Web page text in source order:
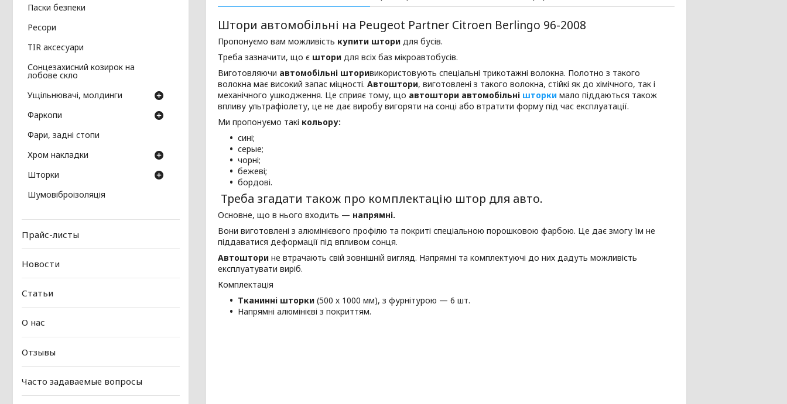
Штори автомобільні на Peugeot Partner Citroen Berlingo 96-2008
Пропонуємо вам можливість купити штори для бусів.
Треба зазначити, що є штори для всіх баз мікроавтобусів.
Виготовляючи автомобільні шторивикористовують спеціальні трикотажні волокна. Полотно з такого
волокна має високий запас міцності. Автоштори, виготовлені з такого волокна, стійкі як до хімічного, так і
механічного ушкодження. Це сприяє тому, що автоштори автомобільні шторки мало піддаються також
впливу ультрафіолету, це не дає виробу вигоряти на сонці або втратити форму під час експлуатації.
Ми пропонуємо такі кольору:
сині;
серые;
чорні;
бежеві;
бордові.
Треба згадати також про комплектацію штор для авто.
Основне, що в нього входить — напрямні.
Вони виготовлені з алюмінієвого профілю та покриті спеціальною порошковою фарбою. Це дає змогу їм не
піддаватися деформації під впливом сонця.
Автоштори не втрачають свій зовнішній вигляд. Напрямні та комплектуючі до них дадуть можливість
експлуатувати виріб.
Комплектація
Тканинні шторки (500 х 1000 мм), з фурнітурою — 6 шт.
Напрямні алюмінієві з покриттям.
Паски безпеки
Ресори
TIR аксесуари
Сонцезахисний козирок на
лобове скло
Ущільнювачі, молдинги
Фаркопи
Фари, задні стопи
Хром накладки
Шторки
Шумовіброізоляція
Прайс-листы
Новости
Статьи
О нас
Отзывы
Часто задаваемые вопросы